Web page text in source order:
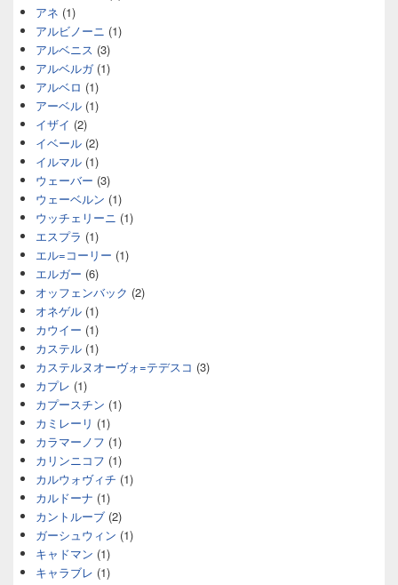
アネ (1)
アルビノーニ (1)
アルベニス (3)
アルベルガ(1)
アルベロ (1)
アーベル (1)
イザイ (2)
イベール (2)
イルマル (1)
ウェーバー (3)
ウェーベルン (1)
ウッチェリーニ (1)
エスプラ (1)
エル=コーリー (1)
エルガー (6)
オッフェンバック (2)
オネゲル (1)
カウイー (1)
カステル (1)
カステルヌオーヴォ=テデスコ (3)
カプレ (1)
カプースチン (1)
カミレーリ (1)
カラマーノフ (1)
カリンニコフ (1)
カルウォヴィチ (1)
カルドーナ (1)
カントルーブ (2)
ガーシュウィン (1)
キャドマン (1)
キャラブレ (1)